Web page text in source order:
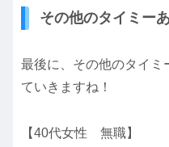
その他のタイミー
最後に、その他のタイミ
ていきますね！
【40代女性 無職】